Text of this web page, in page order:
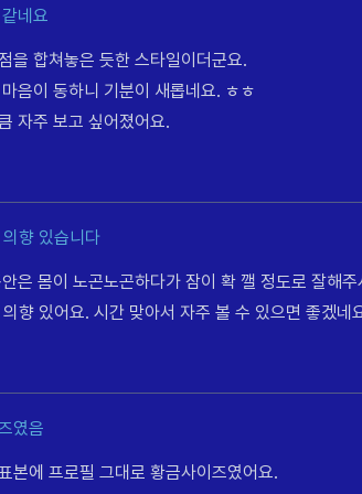
네요
을 합쳐놓은 듯한 스타일이더군요.
음이 동하니 기분이 새롭네요. ㅎㅎ
자주 보고 싶어졌어요.
향 있습니다
은 몸이 노곤노곤하다가 잠이 확 깰 정도로 잘해주
향 있어요. 시간 맞아서 자주 볼 수 있으면 좋겠네
였음
본에 프로필 그대로 황금사이즈였어요.